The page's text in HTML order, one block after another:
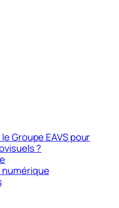
Groupe EAVS pour
?